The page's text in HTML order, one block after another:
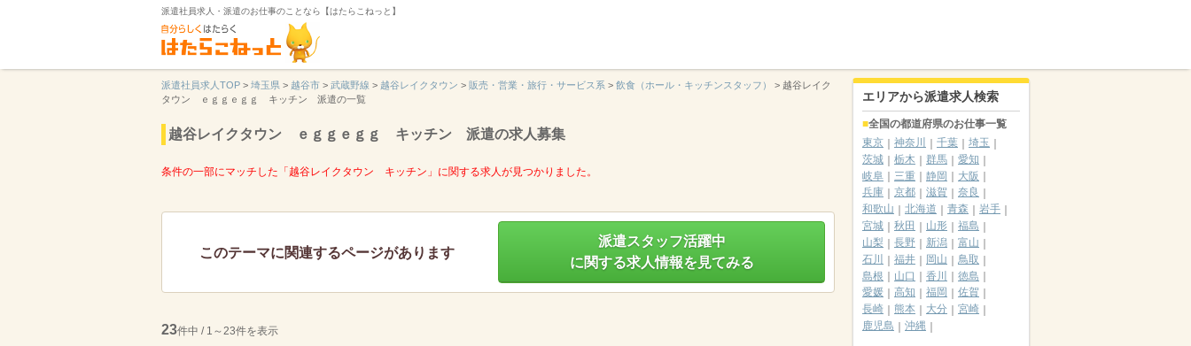
派遣社員求人・派遣のお仕事のことなら【はたらこねっと】
派遣社員求人TOP > 埼玉県 > 越谷市 > 武蔵野線 > 越谷レイクタウン > 販売・営業・旅行・サービス系 > 飲食（ホール・キッチンスタッフ） > 越谷レイク
タウン ｅｇｇｅｇｇ キッチン 派遣の一覧
越谷レイクタウン ｅｇｇｅｇｇ キッチン 派遣の求人募集
条件の一部にマッチした「越谷レイクタウン キッチン」に関する求人が見つかりました。
このテーマに関連するページがあります
派遣スタッフ活躍中
に関する求人情報を見てみる
23件中 / 1～23件を表示
エリアから派遣求人検索
全国の都道府県のお仕事一覧
東京
神奈川 千葉
埼玉
茨城
栃木 群馬
愛知
岐阜
三重 静岡
大阪
兵庫
京都 滋賀
奈良
和歌山
北海道 青森
岩手
宮城
秋田 山形
福島
山梨
長野 新潟
富山
石川
福井 岡山
鳥取
島根
山口 香川
徳島
愛媛
高知 福岡
佐賀
長崎
熊本 大分
宮崎
鹿児島
沖縄